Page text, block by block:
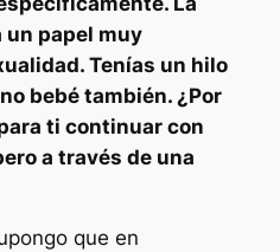
un papel muy
Tenías un hilo
bebétambién. ¿Por
ti continuar con
a través de una
que en